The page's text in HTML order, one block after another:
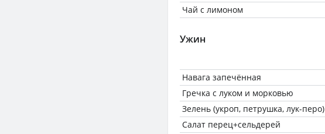
Чай с лимоном
Ужин
Навага запечённая
Гречка с луком и морковью
Зелень (укроп, петрушка, лук-перо)
Салат перец+сельдерей